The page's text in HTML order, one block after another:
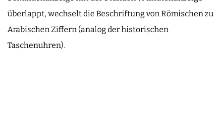
überlappt, wechselt die Beschriftung von Römischen zu
Arabischen Ziffern (analog der historischen
Taschenuhren).